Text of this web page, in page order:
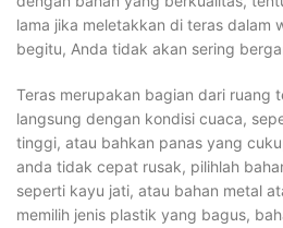
lama jika meletakkan di teras dalam
begitu, Anda tidak akan sering
Teras merupakan bagian dari ruang
langsung dengan kondisi cuaca,
tinggi, atau bahkan panas yang
anda tidak cepat rusak, pilihlah
seperti kayu jati, atau bahan metal
memilih jenis plastik yang bagus,